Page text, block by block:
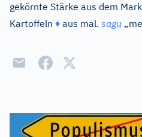
gekörnte Stärke aus dem
Kartoffeln ♦ aus mal. sagu